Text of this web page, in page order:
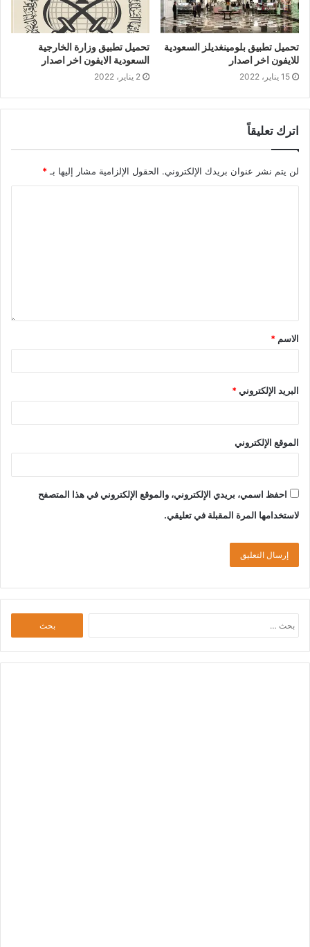
تحميل تطبيق بلومينغديلز السعودية
للايفون اخر اصدار
15 يناير، 2022
تحميل تطبيق وزارة الخارجية
السعودية الايفون اخر اصدار
2 يناير، 2022
اترك تعليقاً
لن يتم نشر عنوان بريدك الإلكتروني. الحقول الإلزامية مشار إليها بـ *
الاسم *
البريد الإلكتروني*
الموقع الإلكتروني
احفظ اسمي، بريدي الإلكتروني، والموقع الإلكتروني في هذا المتصفح
لاستخدامها المرة المقبلة في تعليقي.
عن: